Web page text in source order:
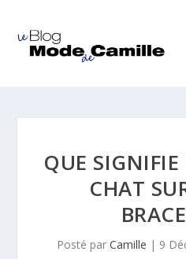
QUE SIGNIFIE
CHAT
Posté par Camille | 9